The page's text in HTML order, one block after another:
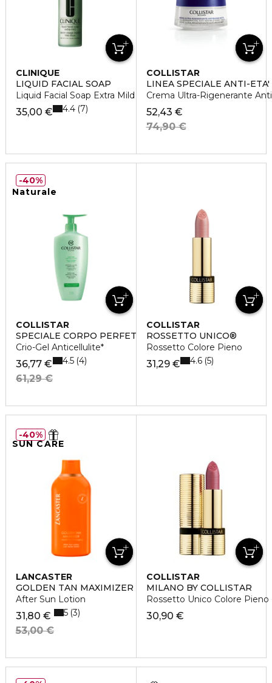
CLINIQUE
LIQUID FACIAL SOAP
Liquid Facial Soap Extra Mild
35,00 € 4.4 7
COLLISTAR
LINEA SPECIALE ANTI-ETA'
Crema Ultra-Rigenerante
52,43 €
74,90 €
Naturale
COLLISTAR
SPECIALE CORPO PERFETTO
Crio-Gel Anticellulite*
36,77 €
61,29 €
4.5 4
40%
COLLISTAR
ROSSETTO UNICO®
Rossetto Colore Pieno
31,29 € 4.6 5
SUN CARE
LANCASTER
GOLDEN TAN MAXIMIZER
After Sun Lotion
31,80 €
53,00 €
5 3
40%
COLLISTAR
MILANO BY COLLISTAR
Rossetto Unico Colore
30,90 €